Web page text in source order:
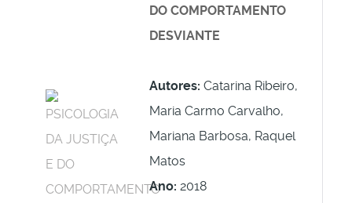
DO COMPORTAMENTO
DESVIANTE
Autores: Catarina Ribeiro,
Maria Carmo Carvalho,
Mariana Barbosa, Raquel
Matos
Ano: 2018